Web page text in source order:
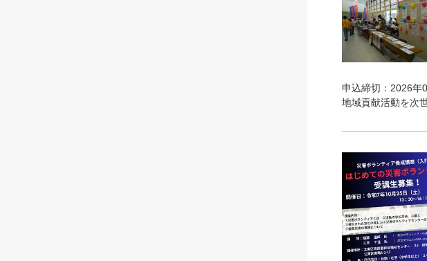
申込締切：2026年
地域貢献活動を次